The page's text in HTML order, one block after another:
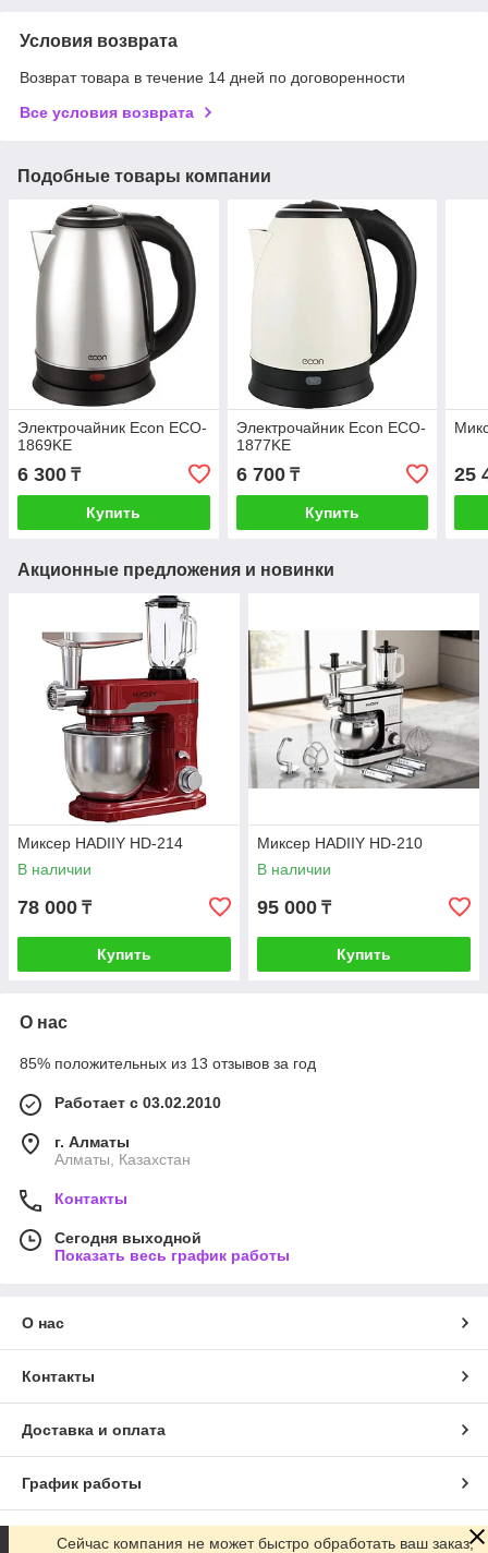
Условия возврата
Возврат товара в течение 14 дней по договоренности
Все условия возврата
Подобные товары компании
Электрочайник Econ ECO-
1869KE
6 300 ₸
Купить
Электрочайник Econ ECO-
1877KE
6 700₸
Купить
25
Акционные предложения и новинки
Миксер HADIIY HD-214
В наличии
78 000 ₸
Купить
Миксер HADIIY HD-210
В наличии
95 000 ₸
Купить
О нас
85% положительных из 13 отзывов за год
Работает с 03.02.2010
г. Алматы
Алматы, Казахстан
Контакты
Сегодня выходной
Показать весь график работы
О нас
Контакты
Доставка и оплата
График работы
Полная версия сайта
Сейчас компания не может быстро обработать ваш заказ,